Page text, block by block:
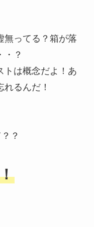
無ってる？箱が落
・？
トは概念だよ！あ
るんだ！
？